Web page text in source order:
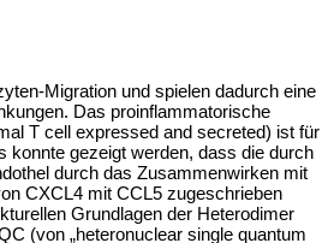
Migration und spielen dadurch eine
Das proinflammatorische
T cell expressed and secreted) ist für
konnte gezeigt werden, dass die durch
durch das Zusammenwirken mit
CXCL4 mit CCL5 zugeschrieben
Grundlagen der Heterodimer
(von „heteronuclear single quantum